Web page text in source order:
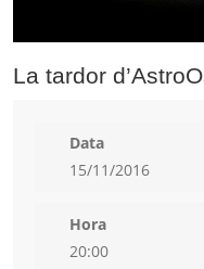
La tardor
Data
15/11/2016
Hora
20:00